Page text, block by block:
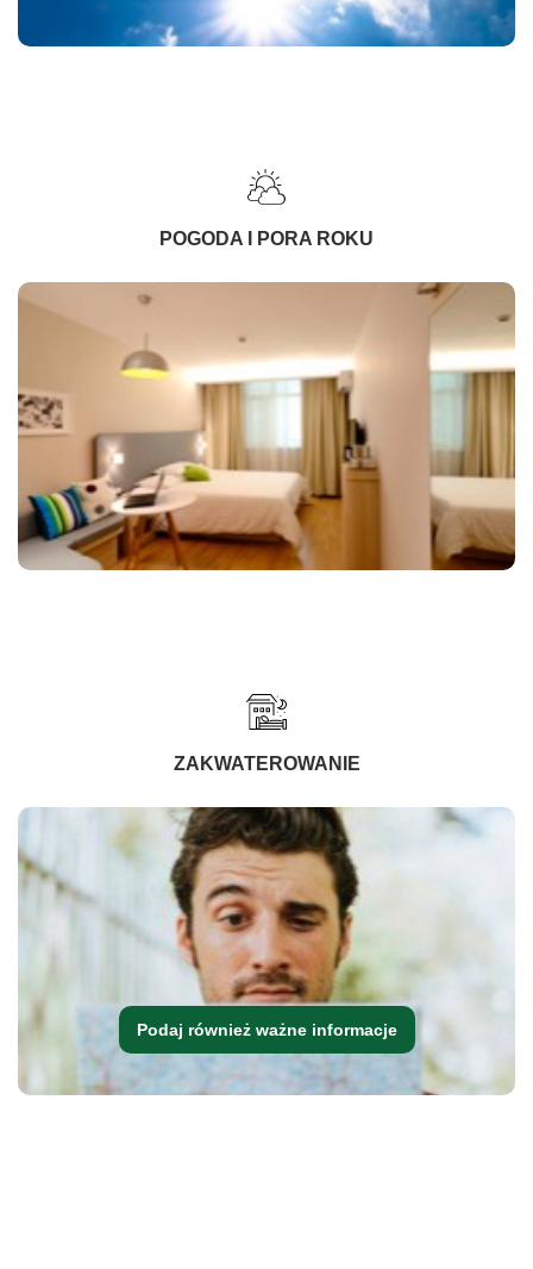
POGODA I PORA ROKU
ZAKWATEROWANIE
Podaj również ważne informacje